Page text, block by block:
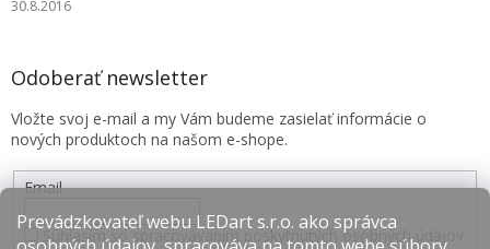
Prevádzkovateľ webu LEDart s.r.o. ako správca
30.8.2016
Odoberať newsletter
Vložte svoj e-mail a my Vám budeme zasielať informácie o
nových produktoch na našom e-shope.
Email
Súhlasím so spracovávaním poskytnutých osobných údajov